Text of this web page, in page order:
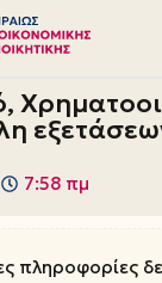
7:58 πμ
πληροφορίες